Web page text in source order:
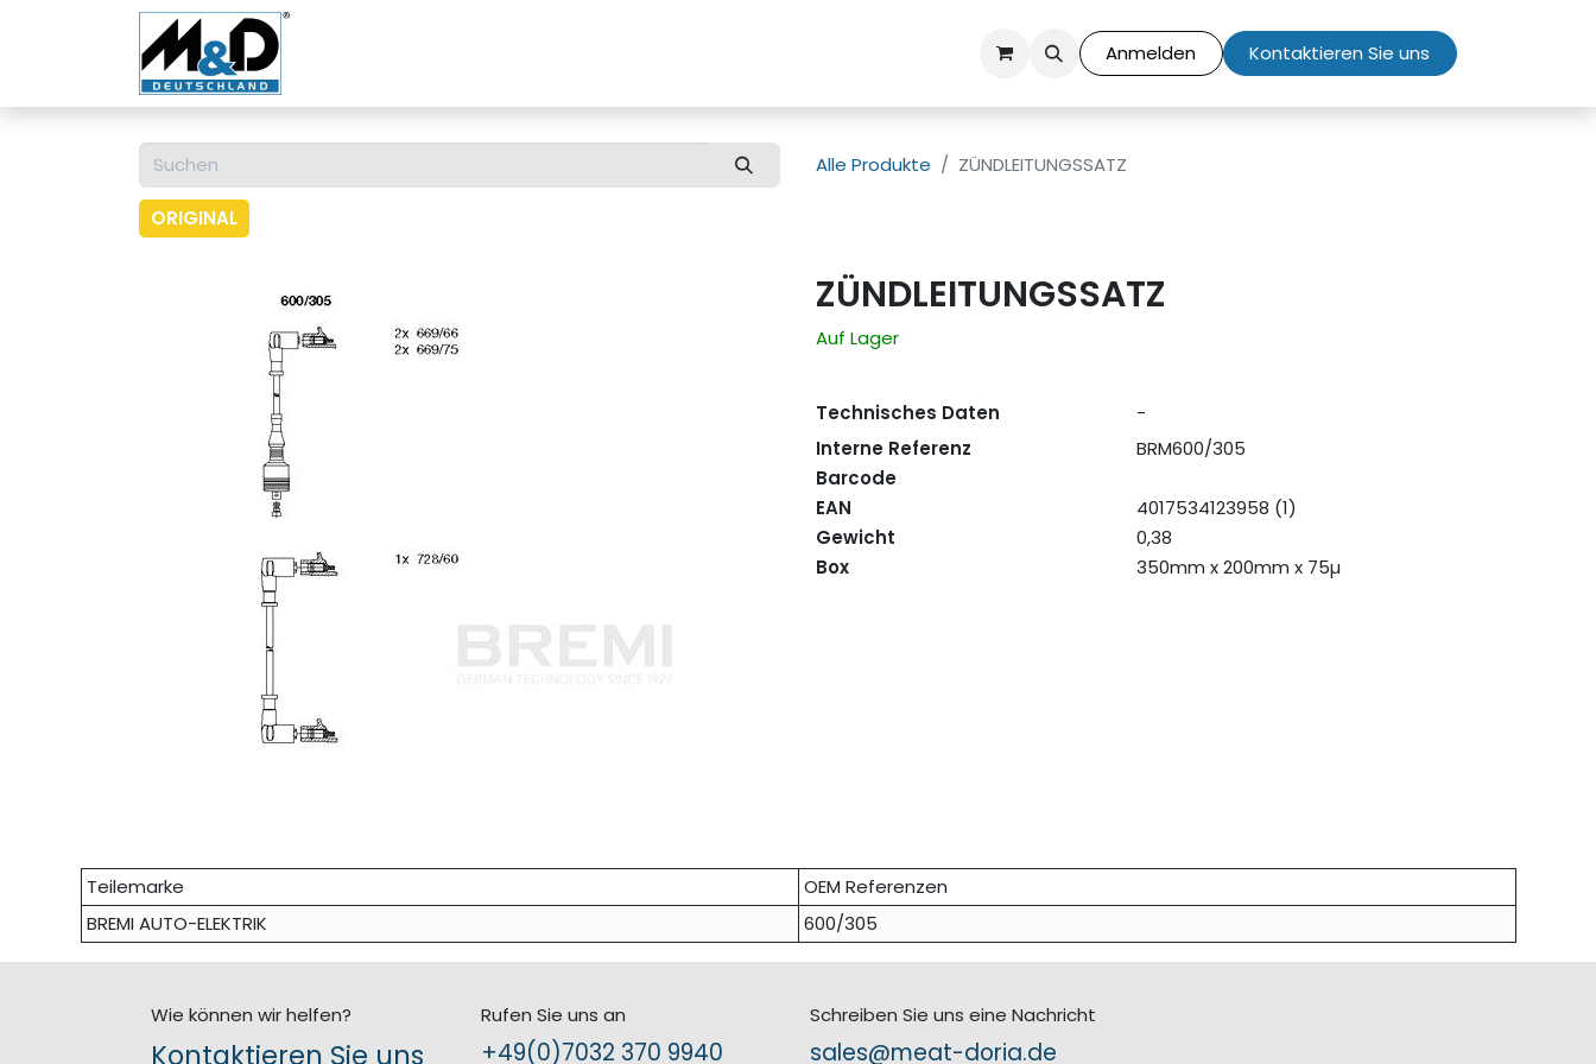
Anmelden Kontaktieren Sie uns
Alle Produkte ZÜNDLEITUNGSSATZ
ORIGINAL
ZÜNDLEITUNGSSATZ
Auf Lager
Technisches Daten
-
Interne Referenz
BRM600/305
Barcode
EAN
4017534123958 (1)
Gewicht
0,38
Box
350mm x 200mm x 75µ
Teilemarke
OEM Referenzen
BREMI AUTO-ELEKTRIK
600/305
Wie können wir helfen?
Kontaktieren Sie uns
Rufen Sie uns an
+49(0)7​032 370 9940
Schreiben Sie uns eine Nachricht
sales@meat-doria.de